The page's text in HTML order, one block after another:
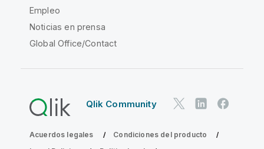
Empleo
Noticias en prensa
Global Office/Contact
Qlik Community
Acuerdos legales
Condiciones del producto